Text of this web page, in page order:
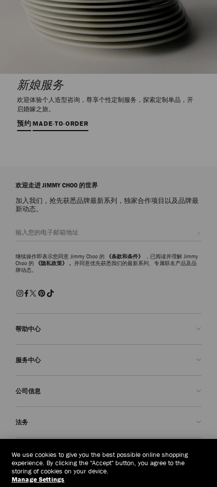
新娘服务
欢迎体验个人造型咨询，尊享个性定制服务，探索定制单品，开
启婚嫁之旅。
预约 MADE-TO-ORDER
欢迎走进 JIMMY CHOO 的世界
加入我们，抢先获悉品牌最新系列，独家合作项目以及品牌最
新动态。
继续操作即表示您同意 Jimmy Choo 的 《条款和条件》
，已阅读并理解 Jimmy
Choo 的
《隐私政策》， 并同意优先获悉我们的最新系列、专属联名产品及品
牌动态。
帮助中心
常见问题解答
提交退货
送货
服务中心
定制服务
保修服务
公司信息
我们的历史
我们的影响与责任
我們的影響與責任
法务
条款与条件
被遗忘权
文莱达鲁萨兰国(HK$)
We use cookies to give you the best possible online shopping
experience. By clicking the "Accept" button, you agree to the
storing of cookies on your device.
Manage Settings